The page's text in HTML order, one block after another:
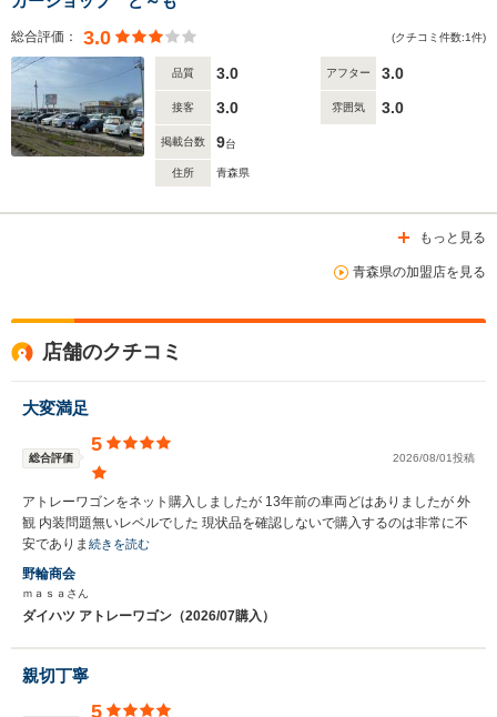
総合評価： 3.0 (クチコミ件数:1件)
品質 3.0 アフター 3.0
接客 3.0 雰囲気 3.0
掲載台数 9台
住所 青森県
もっと見る
青森県の加盟店を見る
店舗のクチコミ
大変満足
総合評価
5
2026/08/01投稿
アトレーワゴンをネット購入しましたが 13年前の車両どはありましたが 外
観 内装問題無いレベルでした 現状品を確認しないで購入するのは非常に不
安でありま 続きを読む
野輪商会
ｍａｓａさん
ダイハツ アトレーワゴン（2026/07購入）
親切丁寧
5